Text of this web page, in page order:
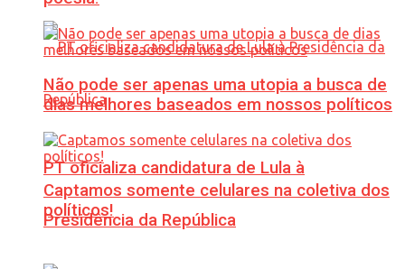
PT oficializa candidatura de Lula à
Presidência da República
Não pode ser apenas uma utopia a busca de
dias melhores baseados em nossos políticos
Captamos somente celulares na coletiva dos
políticos!